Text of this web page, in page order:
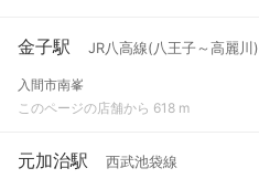
金子駅 JR八高線(八王子～高麗川)
入間市南峯
このページの店舗から 618 m
元加治駅 西武池袋線